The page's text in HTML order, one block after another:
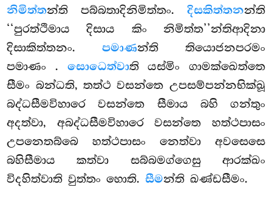
නිමිත්තන්ති පබ්බතාදිනිමිත්තං. දිසකිත්තනන්ති
‘‘පුරත්ථිමාය දිසාය කිං නිමිත්ත’’න්තිආදිනා
දිසාකිත්තනං. පමාණන්ති තියොජනපරමං
පමාණං . සොධෙත්වාති යස්මිං ගාමක්ඛෙත්තෙ
සීමං බන්ධති, තත්ථ වසන්තෙ උපසම්පන්නභික්ඛූ
බද්ධසීමවිහාරෙ වසන්තෙ සීමාය බහි ගන්තුං
අදත්වා, අබද්ධසීමවිහාරෙ වසන්තෙ හත්ථපාසං
උපනෙතබ්බෙ හත්ථපාසං නෙත්වා අවසෙසෙ
බහිසීමාය කත්වා සබ්බමග්ගෙසු ආරක්ඛං
විදහිත්වාති වුත්තං හොති.සීමන්ති ඛණ්ඩසීමං.